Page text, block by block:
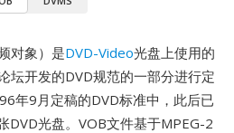
对象）是DVD-Video光盘上使用的
坛开发的DVD规范的一部分进行定
年9月定稿的DVD标准中，此后已
DVD光盘。VOB文件基于MPEG-2